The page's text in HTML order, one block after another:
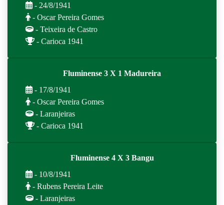
- 24/8/1941
- Oscar Pereira Gomes
- Teixeira de Castro
- Carioca 1941
Fluminense 3 X 1 Madureira
- 17/8/1941
- Oscar Pereira Gomes
- Laranjeiras
- Carioca 1941
Fluminense 4 X 3 Bangu
- 10/8/1941
- Rubens Pereira Leite
- Laranjeiras